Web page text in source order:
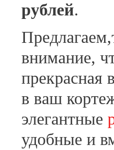
рублей.
внимание,
прекрасная
в ваш
элегантные
удобные и